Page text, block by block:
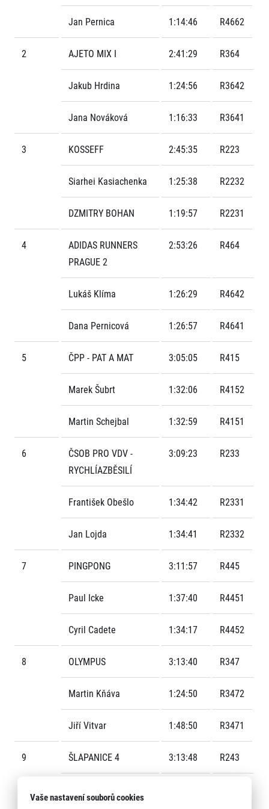
Mobilní aplikace RunCzech
Stáhněte si mobilní aplikaci RunCzech.
Šablony k dárkovému poukazu ke stažení
Akreditace a vše k závodům
Tiskové zprávy
Poznámky pro editory
Kariéra
Running Mall
Vítejte v Running Mall
Individuální trénink
Skupinové tréninky
Firemní tréninky
Titulární partneři
Informace o webu
Všeobecné smluvní podmínky
Podmínky GDPR
Jan Pernica 1:14:46 R4662
2 AJETO MIX I 2:41:29 R364
Jakub Hrdina 1:24:56 R3642
Jana Nováková 1:16:33 R3641
3 KOSSEFF 2:45:35 R223
Siarhei Kasiachenka 1:25:38 R2232
DZMITRY BOHAN 1:19:57 R2231
4
ADIDAS RUNNERS
PRAGUE 2
2:53:26 R464
Lukáš Klíma 1:26:29 R4642
Dana Pernicová 1:26:57 R4641
5 ČPP - PAT A MAT 3:05:05 R415
Marek Šubrt 1:32:06 R4152
Martin Schejbal 1:32:59 R4151
6
ČSOB PRO VDV -
RYCHLÍAZBĚSILÍ
3:09:23 R233
František Obešlo 1:34:42 R2331
Jan Lojda 1:34:41 R2332
7 PINGPONG 3:11:57 R445
Paul Icke 1:37:40 R4451
Cyril Cadete 1:34:17 R4452
8 OLYMPUS 3:13:40 R347
Martin Kňáva 1:24:50 R3472
Jiří Vitvar 1:48:50 R3471
9 ŠLAPANICE 4 3:13:48 R243
Vaše nastavení souborů cookies